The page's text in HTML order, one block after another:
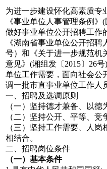
为进一步建设怀化高素质专
《事业单位人事管理条例
做好事业单位公开招聘工作
《湖南省事业单位公开招聘
号）和《关于进一步规范机
意见》(湘组发〔2015〕26
单位工作需要，面向社会公
调一批市直事业单位工作人
一、招聘及选调原则
（一）坚持德才兼备、以德
（二）坚持公开、平等、竞
（三）坚持工作需要、人
相结合。
二、招聘岗位条件
（一）基本条件